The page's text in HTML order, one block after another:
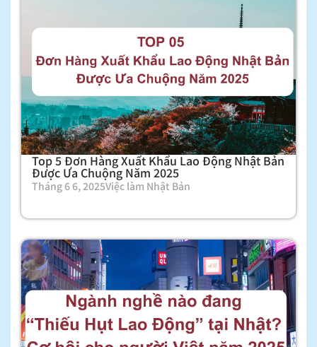
Top 5 Đơn Hàng Xuất Khẩu Lao Động Nhật Bản
Được Ưa Chuộng Năm 2025
Tháng 6 6, 2025Việc làm Nhật Bản